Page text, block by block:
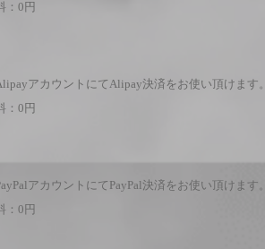
：0円
アカウントにてAlipay決済をお使い頂けます。
：0円
アカウントにてPayPal決済をお使い頂けます。
：0円